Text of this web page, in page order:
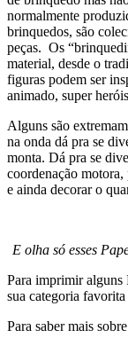
normalmente
brinquedos, são
peças. Os
material, desde o
figuras podem ser
animado, super
Alguns são
na onda dá pra se
monta. Dá pra se
coordenação
e ainda decorar o
E olha só esses
Para imprimir alguns
sua categoria
Para saber mais